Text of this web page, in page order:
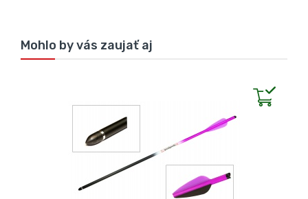
Mohlo by vás zaujať aj